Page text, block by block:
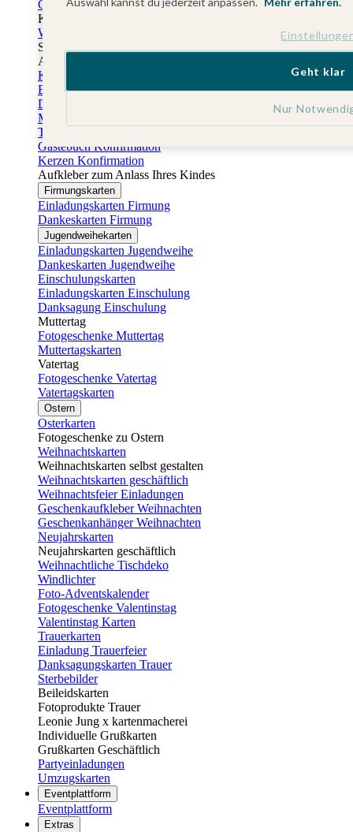
Gästebuch Taufe
Kartenbox Taufe
Willkommensschilder Taufe
Sticker Taufe
Absenderaufkleber Taufe
Konfirmationskarten
Einladungskarten Konfirmation
Danksagung Konfirmation
Menükarten Konfirmation
Tischkarten Konfirmation
Gästebuch Konfirmation
Kerzen Konfirmation
Aufkleber zum Anlass Ihres Kindes
Firmungskarten
Einladungskarten Firmung
Dankeskarten Firmung
Jugendweihekarten
Einladungskarten Jugendweihe
Dankeskarten Jugendweihe
Einschulungskarten
Einladungskarten Einschulung
Danksagung Einschulung
Muttertag
Fotogeschenke Muttertag
Muttertagskarten
Vatertag
Fotogeschenke Vatertag
Vatertagskarten
Ostern
Osterkarten
Fotogeschenke zu Ostern
Weihnachtskarten
Weihnachtskarten selbst gestalten
Weihnachtskarten geschäftlich
Weihnachtsfeier Einladungen
Geschenkaufkleber Weihnachten
Geschenkanhänger Weihnachten
Neujahrskarten
Neujahrskarten geschäftlich
Weihnachtliche Tischdeko
Windlichter
Foto-Adventskalender
Fotogeschenke Valentinstag
Valentinstag Karten
Trauerkarten
Einladung Trauerfeier
Danksagungskarten Trauer
Sterbebilder
Beileidskarten
Fotoprodukte Trauer
Leonie Jung x kartenmacherei
Individuelle Grußkarten
Grußkarten Geschäftlich
Partyeinladungen
Umzugskarten
Eventplattform
Eventplattform
Extras
Nur
Geht klar